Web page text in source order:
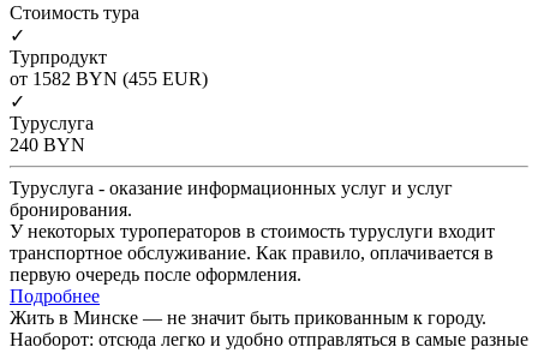
Cтоимость тура
✓
Турпродукт
от 1582 BYN (455 EUR)
✓
Туруслуга
240 BYN
Туруслуга - оказание информационных услуг и услуг
бронирования.
У некоторых туроператоров в стоимость туруслуги входит
транспортное обслуживание. Как правило, оплачивается в
первую очередь после оформления.
Подробнее
Жить в Минске — не значит быть прикованным к городу.
Наоборот: отсюда легко и удобно отправляться в самые разные